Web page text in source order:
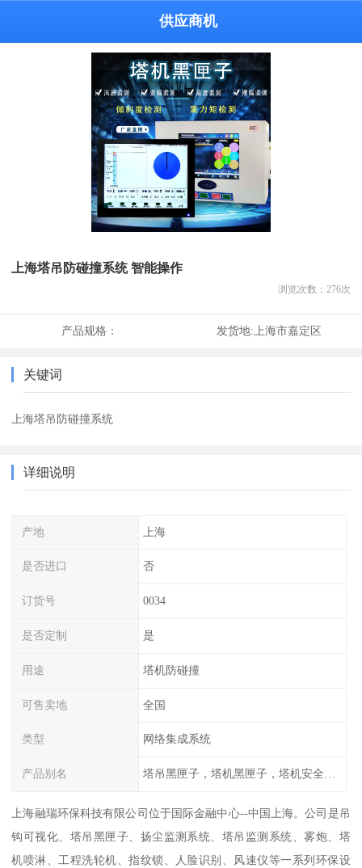
供应商机
上海塔吊防碰撞系统 智能操作
浏览次数： 276次
产品规格： 发货地:上海市嘉定区
关键词
上海塔吊防碰撞系统
详细说明
产地 上海
是否进口 否
订货号 0034
是否定制 是
用途 塔机防碰撞
可售卖地 全国
类型 网络集成系统
产品别名 塔吊黑匣子，塔机黑匣子，塔机安全管理系统
上海融瑞环保科技有限公司位于国际金融中心--中国上海。公司是吊
钩可视化、塔吊黑匣子、扬尘监测系统、塔吊监测系统、雾炮、塔
机喷淋、工程洗轮机、指纹锁、人脸识别、风速仪等一系列环保设